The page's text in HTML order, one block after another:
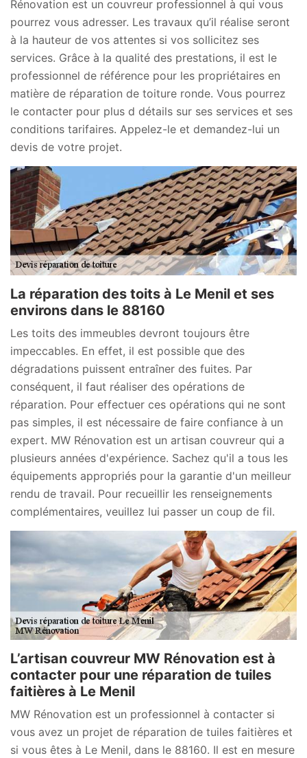
Rénovation est un couvreur professionnel à qui vous
pourrez vous adresser. Les travaux qu’il réalise seront
à la hauteur de vos attentes si vos sollicitez ses
services. Grâce à la qualité des prestations, il est le
professionnel de référence pour les propriétaires en
matière de réparation de toiture ronde. Vous pourrez
le contacter pour plus d détails sur ses services et ses
conditions tarifaires. Appelez-le et demandez-lui un
devis de votre projet.
La réparation des toits à Le Menil et ses
environs dans le 88160
Les toits des immeubles devront toujours être
impeccables. En effet, il est possible que des
dégradations puissent entraîner des fuites. Par
conséquent, il faut réaliser des opérations de
réparation. Pour effectuer ces opérations qui ne sont
pas simples, il est nécessaire de faire confiance à un
expert. MW Rénovation est un artisan couvreur qui a
plusieurs années d'expérience. Sachez qu'il a tous les
équipements appropriés pour la garantie d'un meilleur
rendu de travail. Pour recueillir les renseignements
complémentaires, veuillez lui passer un coup de fil.
L’artisan couvreur MW Rénovation est à
contacter pour une réparation de tuiles
faitières à Le Menil
MW Rénovation est un professionnel à contacter si
vous avez un projet de réparation de tuiles faitières et
si vous êtes à Le Menil, dans le 88160. Il est en mesure